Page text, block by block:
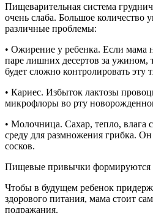
Пищеварительная система
очень слаба. Большое количество
различные проблемы:
• Ожирение у ребенка. Если мама
паре лишних десертов за ужином,
будет сложно контролировать эту
• Кариес. Избыток лактозы
микрофлоры во рту
• Молочница. Сахар, тепло, влага
среду для размножения грибка.
сосков.
Пищевые привычки формируются
Чтобы в будущем ребенок
здорового питания, мама стоит
подражания.